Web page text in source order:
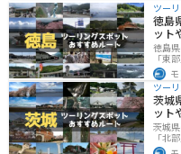
ツー
徳島
ット
徳島
「東
しお
す。
くだ
ツー
茨城
ット
茨城
「北
でき